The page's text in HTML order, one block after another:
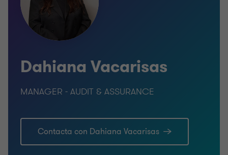
Dahiana Vacarisas
MANAGER - AUDIT & ASSURANCE
Contacta con Dahiana Vacarisas